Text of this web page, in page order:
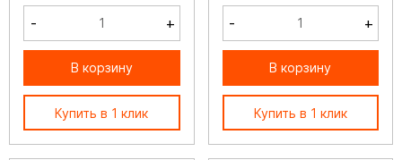
- +
В корзину
Купить в 1 клик
- +
В корзину
Купить в 1 клик